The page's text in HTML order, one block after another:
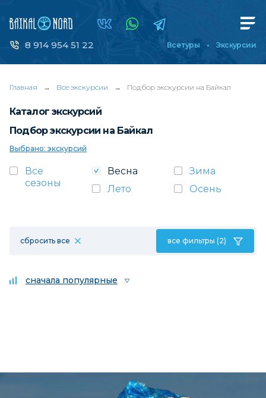
8 914 954 51 22 Все туры Экскурсии
Главная → Все экскурсии → Подбор экскурсии на Байкал
Каталог экскурсий
Подбор экскурсии на Байкал
Выбрано: экскурсий
Все
сезоны
Весна
Зима
Лето
Осень
сбросить все все фильтры (2)
сначала популярные